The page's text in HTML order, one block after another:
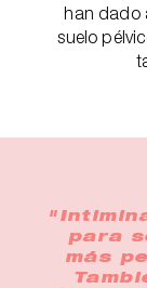
han dado
suelo
para
más